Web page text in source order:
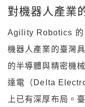
對機器人產業
Agility Robotics 的
機器人產業的臺灣
的半導體與精密機
達電（Delta
上已有深厚布局。